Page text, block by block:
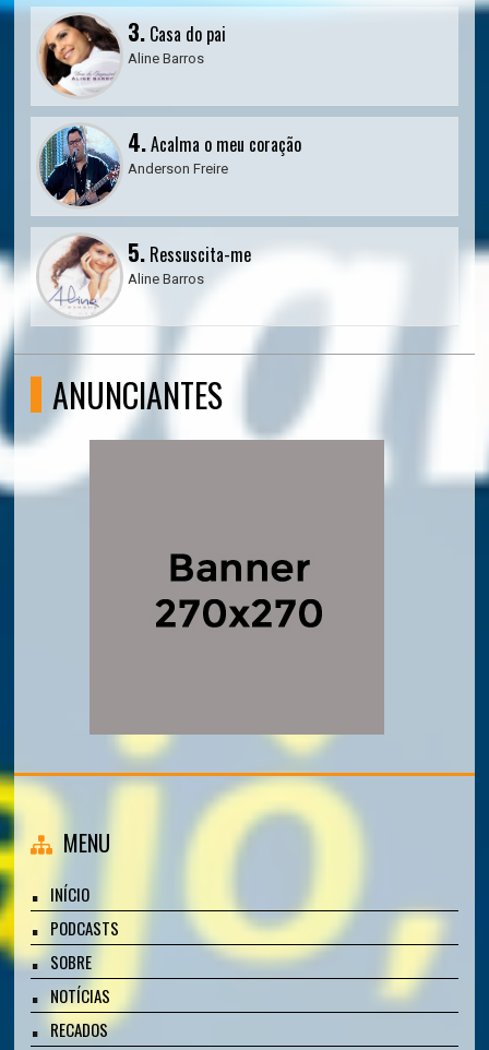
3. Casa do pai
Aline Barros
4.Acalma o meu coração
Anderson Freire
5. Ressuscita-me
Aline Barros
ANUNCIANTES
MENU
INÍCIO
PODCASTS
SOBRE
NOTÍCIAS
RECADOS